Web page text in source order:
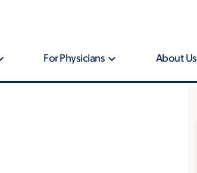
For Physicians About Us